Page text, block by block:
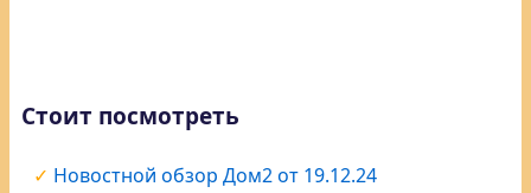
Стоит посмотреть
Новостной обзор Дом2 от 19.12.24